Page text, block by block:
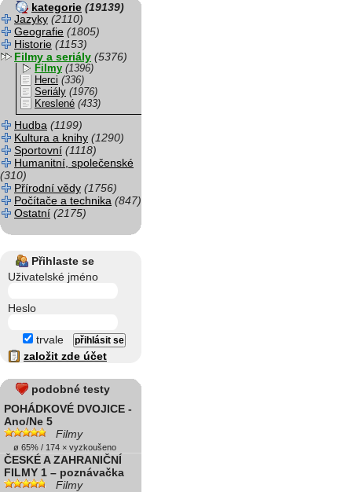
kategorie (19139)
Jazyky (2110)
Geografie (1805)
Historie (1153)
Filmy a seriály (5376)
Filmy (1396)
Herci (336)
Seriály (1976)
Kreslené (433)
Hudba (1199)
Kultura a knihy (1290)
Sportovní (1118)
Humanitní, společenské
(310)
Přírodní vědy (1756)
Počítače a technika (847)
Ostatní (2175)
Přihlaste se
Uživatelské jméno
Heslo
trvale
založit zde účet
podobné testy
POHÁDKOVÉ DVOJICE -
Ano/Ne 5
Filmy
ø 65% / 174 × vyzkoušeno
ČESKÉ A ZAHRANIČNÍ
FILMY 1 – poznávačka
Filmy